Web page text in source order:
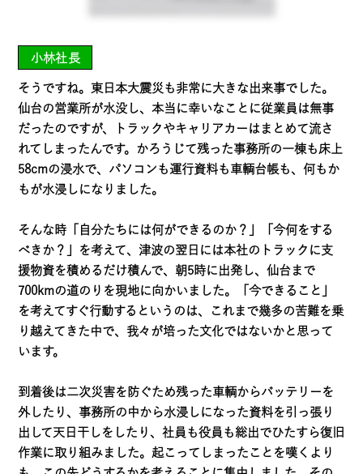
小林社長
そうですね。東日本大震災も非常に大きな出来事でした。
仙台の営業所が水没し、本当に幸いなことに従業員は無事
だったのですが、トラックやキャリアカーはまとめて流さ
れてしまったんです。かろうじて残った事務所の一棟も床上
58cmの浸水で、パソコンも運行資料も車輌台帳も、何もか
もが水浸しになりました。
そんな時「自分たちには何ができるのか？」「今何をする
べきか？」を考えて、津波の翌日には本社のトラックに支
援物資を積めるだけ積んで、朝5時に出発し、仙台まで
700kmの道のりを現地に向かいました。「今できること」
を考えてすぐ行動するというのは、これまで幾多の苦難を乗
り越えてきた中で、我々が培った文化ではないかと思って
います。
到着後は二次災害を防ぐため残った車輌からバッテリーを
外したり、事務所の中から水浸しになった資料を引っ張り
出して天日干しをしたり、社員も役員も総出でひたすら復旧
作業に取り組みました。起こってしまったことを嘆くより